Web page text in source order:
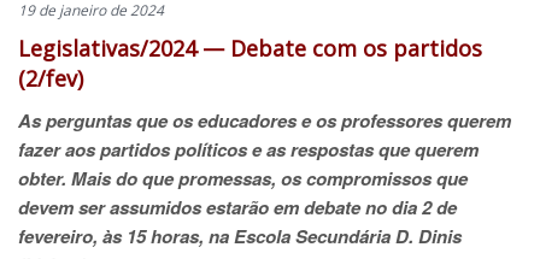
19 de janeiro de 2024
Legislativas/2024 — Debate com os partidos
(2/fev)
As perguntas que os educadores e os professores querem
fazer aos partidos políticos e as respostas que querem
obter. Mais do que promessas, os compromissos que
devem ser assumidos estarão em debate no dia 2 de
fevereiro, às 15 horas, na Escola Secundária D. Dinis